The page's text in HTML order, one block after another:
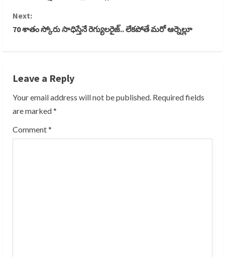
n
n
u
e
Next:
70 శాతం స్కోరు సాధిస్తేనే రెగ్యులరైజ్.. లేకపోతే మరో ఆర్నెల్లూ
Leave a Reply
Your email address will not be published. Required fields
are marked*
Comment*